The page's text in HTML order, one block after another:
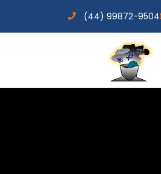
(44) 99872-9504